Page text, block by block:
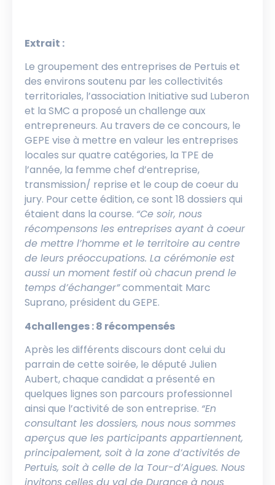
Extrait :
Le groupement des entreprises de Pertuis et
des environs soutenu par les collectivités
territoriales, l’association Initiative sud Luberon
et la SMC a proposé un challenge aux
entrepreneurs. Au travers de ce concours, le
GEPE vise à mettre en valeur les entreprises
locales sur quatre catégories, la TPE de
l’année, la femme chef d’entreprise,
transmission/ reprise et le coup de coeur du
jury. Pour cette édition, ce sont 18 dossiers qui
étaient dans la course. “Ce soir, nous
récompensons les entreprises ayant à coeur
de mettre l’homme et le territoire au centre
de leurs préoccupations. La cérémonie est
aussi un moment festif où chacun prend le
temps d’échanger”commentait Marc
Suprano, président du GEPE.
4challenges : 8 récompensés
Après les différents discours dont celui du
parrain de cette soirée, le député Julien
Aubert, chaque candidat a présenté en
quelques lignes son parcours professionnel
ainsi que l’activité de son entreprise. “En
consultant les dossiers, nous nous sommes
aperçus que les participants appartiennent,
principalement, soit à la zone d’activités de
Pertuis, soit à celle de la Tour-d’Aigues. Nous